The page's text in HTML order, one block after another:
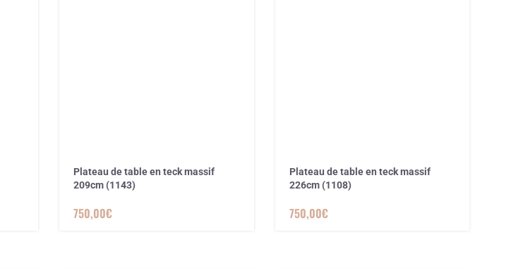
Plateau de table en teck massif
209cm (1143)
750,00€
Plateau de table en teck massif
226cm (1108)
750,00€